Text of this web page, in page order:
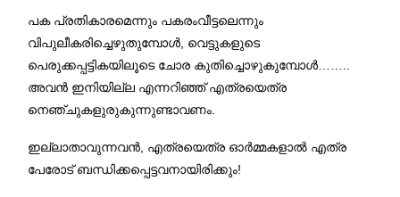
പക പ്രതികാരമെന്നും പകരംവീട്ടലെന്നും
വിപുലീകരിച്ചെഴുതുമ്പോൾ, വെട്ടുകളുടെ
പെരുക്കപ്പട്ടികയിലൂടെ ചോര കുതിച്ചൊഴുകുമ്പോൾ……..
അവൻ ഇനിയില്ല എന്നറിഞ്ഞ് എത്രയെത്ര
നെഞ്ചുകളുരുകുന്നുണ്ടാവണം.
ഇല്ലാതാവുന്നവൻ, എത്രയെത്ര ഓർമ്മകളാൽ എത്ര
പേരോട് ബന്ധിക്കപ്പെട്ടവനായിരിക്കും!